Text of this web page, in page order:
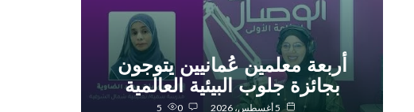
أربعة معلمين عُمانيين يتوجون
بجائزة جلوب البيئية العالمية
0